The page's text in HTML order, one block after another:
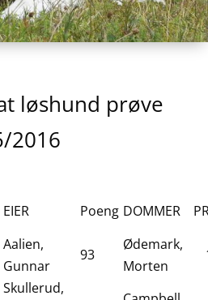
løshund prøve
2016
EIER Poeng DOMMER
Aalien,
Gunnar
93
Ødemark,
Morten
Skullerud,